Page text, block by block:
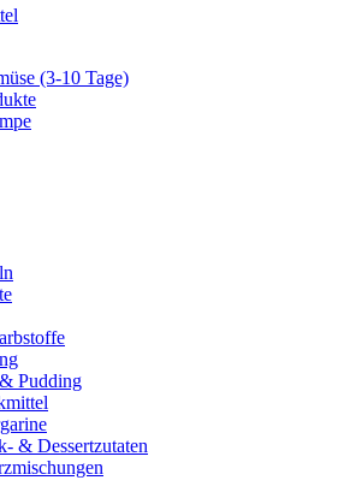
(3-10 Tage)
Pudding
& Dessertzutaten